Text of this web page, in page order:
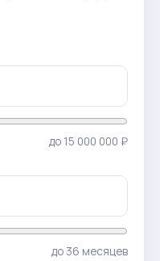
до 15 000 000 ₽
до 36 месяцев